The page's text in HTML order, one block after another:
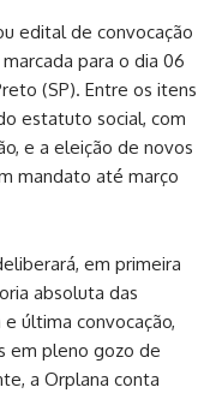
edital de convocação
para o dia 06
(SP). Entre os itens
estatuto social, com
e a eleição de novos
mandato até março
em primeira
absoluta das
última convocação,
em pleno gozo de
a Orplana conta